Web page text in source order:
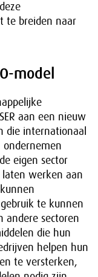
te breiden naar
model
aan een nieuw
die internationaal
eigen sector
laten werken aan
te kunnen
andere sectoren
die hun
helpen hun
te versterken,